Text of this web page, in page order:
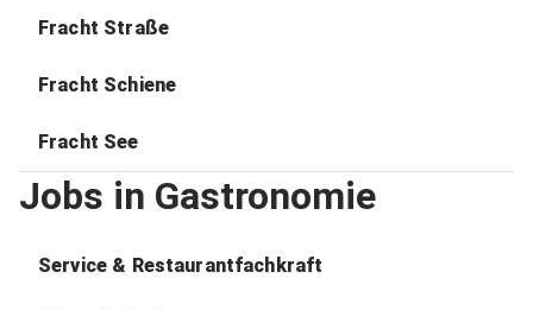
Fracht Straße
Fracht Schiene
Fracht See
Jobs in Gastronomie
Service & Restaurantfachkraft